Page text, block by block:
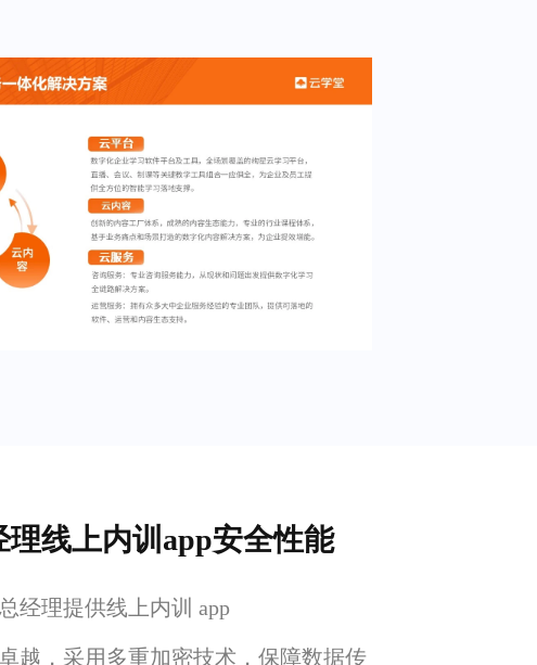
理线上内训app安全性能
经理提供线上内训 app
越，采用多重加密技术，保障数据传